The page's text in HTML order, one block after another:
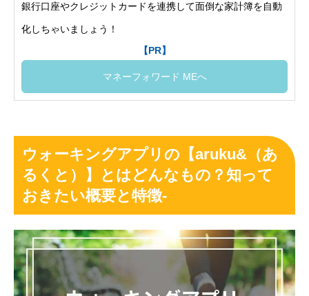
銀行口座やクレジットカードを連携して面倒な家計簿を自動
化しちゃいましょう！
【PR】
マネーフォワード MEへ
ウォーキングアプリの【aruku&（あ
るくと）】とはどんなもの？知って
おきたい概要と特徴-